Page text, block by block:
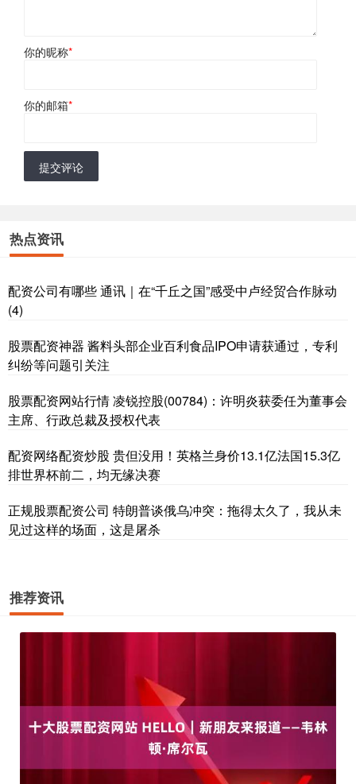
你的昵称*
你的邮箱*
提交评论
热点资讯
配资公司有哪些 通讯｜在“千丘之国”感受中卢经贸合作脉动
(4)
股票配资神器 酱料头部企业百利食品IPO申请获通过，专利
纠纷等问题引关注
股票配资网站行情 凌锐控股(00784)：许明炎获委任为董事会
主席、行政总裁及授权代表
配资网络配资炒股 贵但没用！英格兰身价13.1亿法国15.3亿
排世界杯前二，均无缘决赛
正规股票配资公司 特朗普谈俄乌冲突：拖得太久了，我从未
见过这样的场面，这是屠杀
推荐资讯